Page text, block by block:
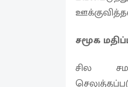
சமூக
சில